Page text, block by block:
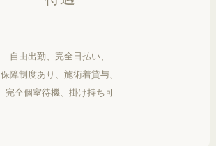
自由出勤、完全日払い、
保障制度あり、施術着貸与、
完全個室待機、掛け持ち可